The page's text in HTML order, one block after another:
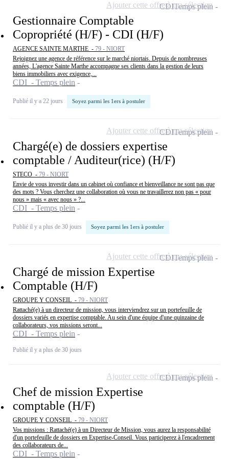
Gestionnaire Comptable
Copropriété (H/F) - CDI (H/F)
AGENCE SAINTE MARTHE - 79 - NIORT
Rejoignez une agence de référence sur le marché niortais. Depuis de nombreuses
années, L'agence Sainte Marthe accompagne ses clients dans la gestion de leurs
biens immobiliers avec exigence,...
CDI - Temps plein
Publié il y a 22 jours Soyez parmi les 1ers à postuler
CDITemps plein
Ajouter cette offre à ma sélection
Chargé(e) de dossiers expertise
comptable / Auditeur(rice) (H/F)
STECO - 79 - NIORT
Envie de vous investir dans un cabinet où confiance et bienveillance ne sont pas que
des mots ? Vous cherchez une collaboration où vous ne travaillerez non pas « pour
nous » mais « avec nous » ?...
CDI - Temps plein
Publié il y a plus de 30 jours Soyez parmi les 1ers à postuler
CDITemps plein
Ajouter cette offre à ma sélection
Chargé de mission Expertise
Comptable (H/F)
GROUPE Y CONSEIL - 79 - NIORT
Rattaché(e) à un directeur de mission, vous interviendrez sur un portefeuille de
dossiers variés en expertise comptable. Au sein d'une équipe d'une quinzaine de
collaborateurs, vos missions seront...
CDI - Temps plein
Publié il y a plus de 30 jours
CDITemps plein
Ajouter cette offre à ma sélection
Chef de mission Expertise
comptable (H/F)
GROUPE Y CONSEIL - 79 - NIORT
Vos missions : Rattaché(e) à un Directeur de Mission, vous aurez la responsabilité
d'un portefeuille de dossiers en Expertise-Conseil. Vous participerez à l'encadrement
des collaborateurs de...
CDI - Temps plein
CDITemps plein
Ajouter cette offre à ma sélection